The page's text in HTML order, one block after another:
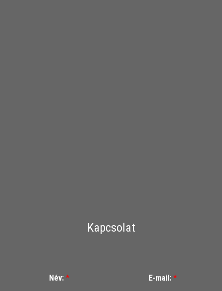
Kapcsolat
Név: * E-mail: *